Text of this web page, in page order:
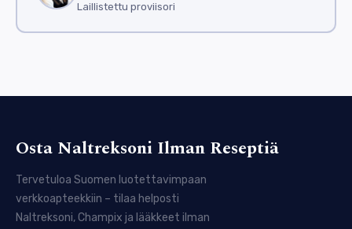
Laillistettu proviisori
Osta Naltreksoni Ilman Reseptiä
Tervetuloa Suomen luotettavimpaan
verkkoapteekkiin – tilaa helposti
Naltreksoni, Champix ja lääkkeet ilman